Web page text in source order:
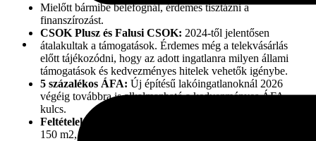
Mielőtt bármibe belefognál, érdemes tisztázni a
finanszírozást.
CSOK Plusz és Falusi CSOK: 2024-től jelentősen
átalakultak a támogatások. Érdemes még a telekvásárlás
előtt tájékozódni, hogy az adott ingatlanra milyen állami
támogatások és kedvezményes hitelek vehetők igénybe.
5 százalékos ÁFA: Új építésű lakóingatlanoknál 2026
végéig továbbra is alkalmazható a kedvezményes ÁFA-
kulcs.
Feltételek:
150 m2, háznál 300 m2) szigorúan ellenőrzik.